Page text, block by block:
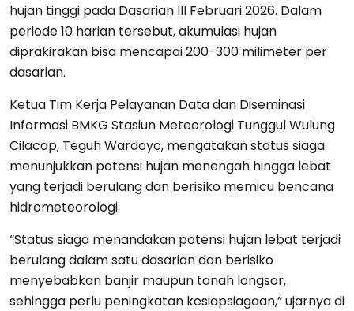
hujan tinggi pada Dasarian III Februari 2026. Dalam
periode 10 harian tersebut, akumulasi hujan
diprakirakan bisa mencapai 200-300 milimeter per
dasarian.
Ketua Tim Kerja Pelayanan Data dan Diseminasi
Informasi BMKG Stasiun Meteorologi Tunggul Wulung
Cilacap, Teguh Wardoyo, mengatakan status siaga
menunjukkan potensi hujan menengah hingga lebat
yang terjadi berulang dan berisiko memicu bencana
hidrometeorologi.
“Status siaga menandakan potensi hujan lebat terjadi
berulang dalam satu dasarian dan berisiko
menyebabkan banjir maupun tanah longsor,
sehingga perlu peningkatan kesiapsiagaan,” ujarnya di